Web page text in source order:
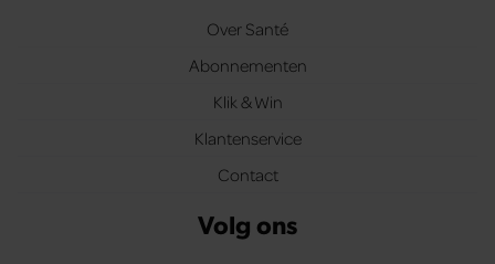
Over Santé
Abonnementen
Klik & Win
Klantenservice
Contact
Volg ons